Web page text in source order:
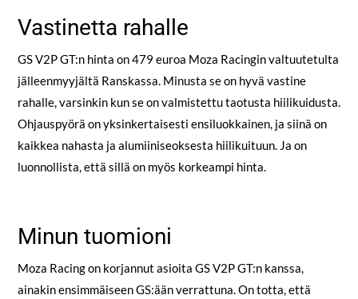
Vastinetta rahalle
GS V2P GT:n hinta on 479 euroa Moza Racingin valtuutetulta
jälleenmyyjältä Ranskassa. Minusta se on hyvä vastine
rahalle, varsinkin kun se on valmistettu taotusta hiilikuidusta.
Ohjauspyörä on yksinkertaisesti ensiluokkainen, ja siinä on
kaikkea nahasta ja alumiiniseoksesta hiilikuituun. Ja on
luonnollista, että sillä on myös korkeampi hinta.
Minun tuomioni
Moza Racing on korjannut asioita GS V2P GT:n kanssa,
ainakin ensimmäiseen GS:ään verrattuna. On totta, että